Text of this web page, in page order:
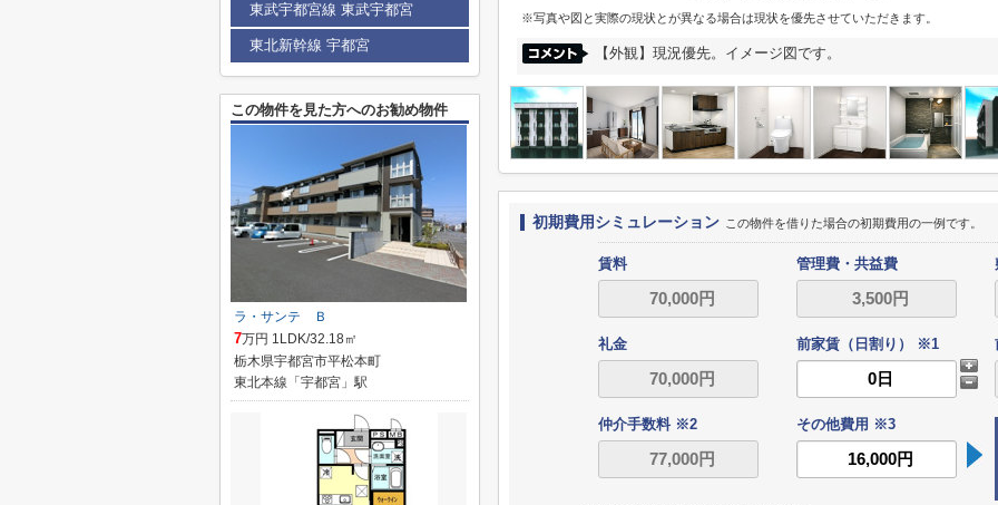
※写真や図と実際の現状とが異なる場合は現状を優先させていただきます。
【外観】現況優先。イメージ図です。
初期費用シミュレーション この物件を借りた場合の初期費用の一例です。
賃料 管理費・共益費
礼金 前家賃（日割り） ※1
仲介手数料 ※2 その他費用 ※3
東武宇都宮線 東武宇都宮
東北新幹線 宇都宮
この物件を見た方へのお勧め物件
ラ・サンテ Ｂ
7万円 1LDK/32.18㎡
栃木県宇都宮市平松本町
東北本線「宇都宮」駅